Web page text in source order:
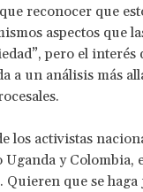
reconocer que
aspectos que
pero el interés
a un análisis más
los activistas
Uganda y Colombia,
Quieren que se